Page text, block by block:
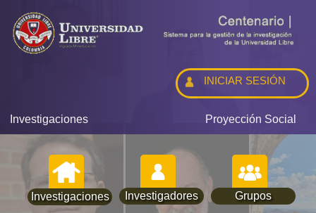
Investigaciones Proyección Social
Investigaciones Investigadores Grupos
INICIAR SESIÓN